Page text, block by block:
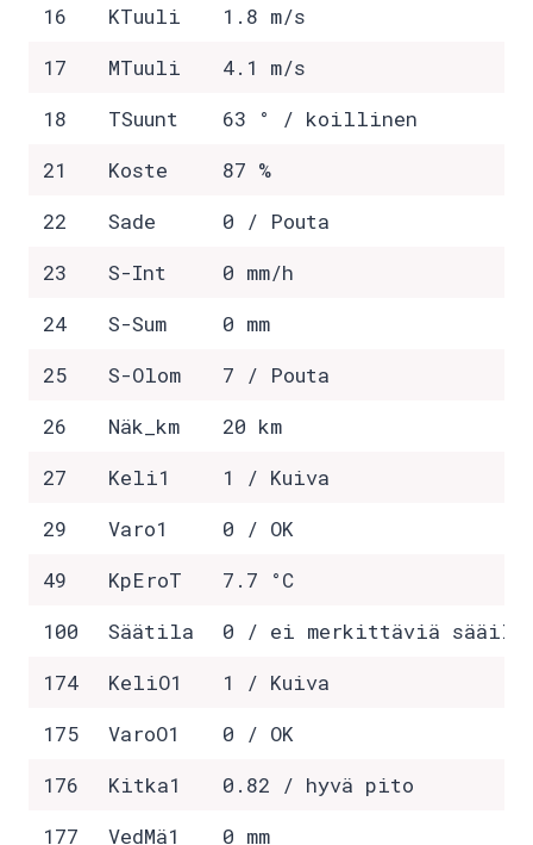
16
KTuuli
1.8 m/s
17
MTuuli
4.1 m/s
18
TSuunt
63 ° / koillinen
21
Koste
87 %
22
Sade
0 / Pouta
23
S-Int
0 mm/h
24
S-Sum
0 mm
25
S-Olom
7 / Pouta
26
Näk_km
20 km
27
Keli1
1 / Kuiva
29
Varo1
0 / OK
49
KpEroT
7.7 °C
100
Säätila
0 / ei merkittäviä
174
KeliO1
1 / Kuiva
175
VaroO1
0 / OK
176
Kitka1
0.82 / hyvä pito
177
VedMä1 0 mm